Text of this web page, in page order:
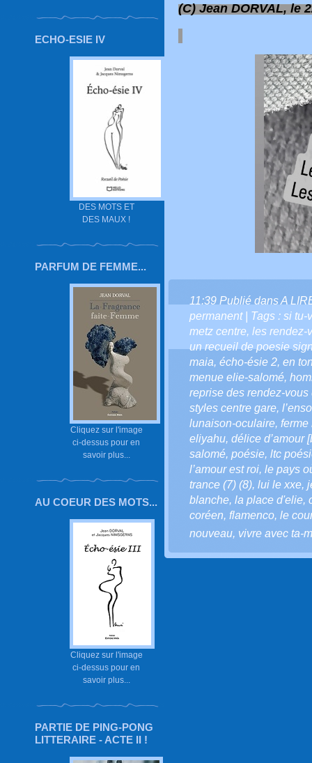
ECHO-ESIE IV
DES MOTS ET
DES MAUX !
PARFUM DE FEMME...
Cliquez sur l'image
ci-dessus pour en
savoir plus...
AU COEUR DES MOTS...
Cliquez sur l'image
ci-dessus pour en
savoir plus...
PARTIE DE PING-PONG
LITTERAIRE - ACTE II !
(C) Jean DORVAL, le
11:39 Publié dansA
permanent| Tags : si tu-
metz centre, les rendez-
un recueil de poesie
maia, écho-ésie 2, en
menue elie-salomé,
reprise des rendez-vous
styles centre gare,
lunaison-oculaire, ferme
eliyahu, délice d’amour
salomé, poésie, ltc
l’amour est roi, le pays
trance (7) (8), lui le xxe,
blanche, la place d'elie,
coréen, flamenco, le
nouveau, vivre avec ta-